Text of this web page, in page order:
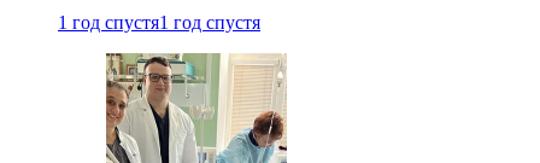
1 год спустя1 год спустя